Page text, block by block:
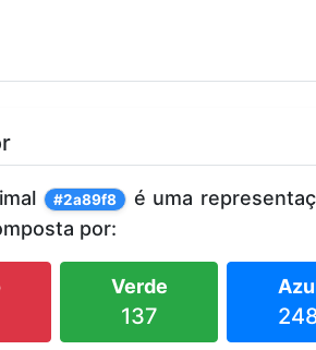
#2a89f8 é uma
por:
Verde
137